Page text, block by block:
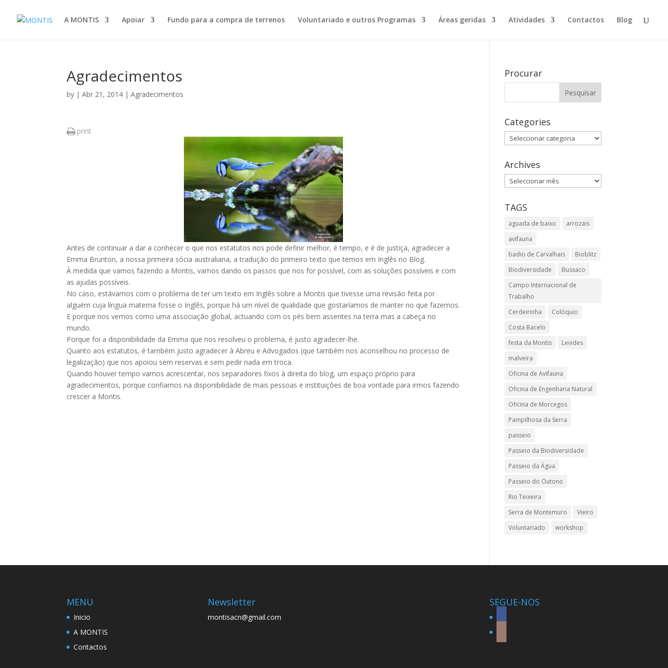
A MONTIS Apoiar Fundo para a compra de terrenos Voluntariado e outros Programas Áreas geridas Atividades Contactos Blog
Agradecimentos
by |Abr 21, 2014 |Agradecimentos
print
Antes de continuar a dar a conhecer o que nos estatutos nos pode definir melhor, é tempo, e é de justiça, agradecer a
Emma Brunton, a nossa primeira sócia australiana, a tradução do primeiro texto que temos em Inglês no Blog.
À medida que vamos fazendo a Montis, vamos dando os passos que nos for possível, com as soluções possíveis e com
as ajudas possíveis.
No caso, estávamos com o problema de ter um texto em Inglês sobre a Montis que tivesse uma revisão feita por
alguém cuja língua materna fosse o Inglês, porque há um nível de qualidade que gostaríamos de manter no que fazemos.
E porque nos vemos como uma associação global, actuando com os pés bem assentes na terra mas a cabeça no
mundo.
Porque foi a disponibilidade da Emma que nos resolveu o problema, é justo agradecer-lhe.
Quanto aos estatutos, é também justo agradecer à Abreu e Advogados (que também nos aconselhou no processo de
legalização) que nos apoiou sem reservas e sem pedir nada em troca.
Quando houver tempo vamos acrescentar, nos separadores fixos à direita do blog, um espaço próprio para
agradecimentos, porque confiamos na disponibilidade de mais pessoas e instituições de boa vontade para irmos fazendo
crescer a Montis.
Procurar
Categories
Categories
Archives
Archives
TAGS
aguada de baixo
arrozais
avifauna
badio de Carvalhais
Bioblitz
Biodiversidade
Bussaco
Campo Internacional de
Trabalho
Cerdeirinha
Colóquio
Costa Bacelo
festa da Montis
Levides
malveira
Oficina de Avifauna
Oficina de Engenharia Natural
Oficina de Morcegos
Pampilhosa da Serra
passeio
Passeio da Biodiversidade
Passeio da Água
Passeio do Outono
Rio Teixeira
Serra de Montemuro
Vieiro
Voluntariado
workshop
MENU
Inicio
A MONTIS
Contactos
Newsletter
montisacn@gmail.com
SEGUE-NOS